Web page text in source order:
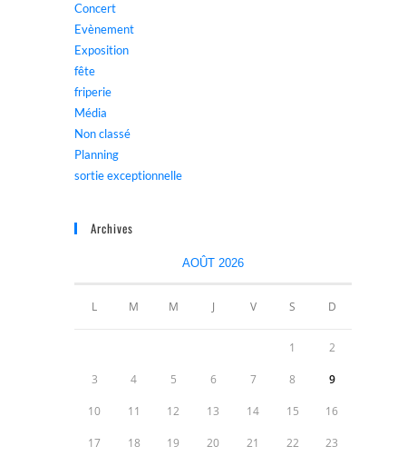
Concert
Evènement
Exposition
fête
friperie
Média
Non classé
Planning
sortie exceptionnelle
Archives
AOÛT 2026
L M M J V S D
1 2
3 4 5 6 7 8 9
10 11 12 13 14 15 16
17 18 19 20 21 22 23